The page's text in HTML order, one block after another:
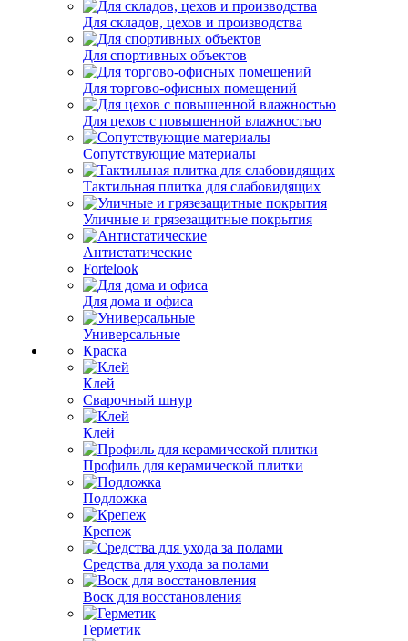
Для складов, цехов и производства
Для спортивных объектов
Для торгово-офисных помещений
Для цехов с повышенной влажностью
Сопутствующие материалы
Тактильная плитка для слабовидящих
Уличные и грязезащитные покрытия
Антистатические
Fortelook
Для дома и офиса
Универсальные
Краска
Клей
Сварочный шнур
Клей
Профиль для керамической плитки
Подложка
Крепеж
Средства для ухода за полами
Воск для восстановления
Герметик